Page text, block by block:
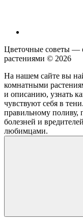
Цветочные советы —
растениями © 2026
На нашем сайте вы
комнатными
и описанию, узнать
чувствуют себя в
правильному поливу,
болезней и
любимцами.